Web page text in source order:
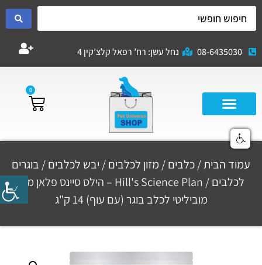
08-6435030 נחל עשן: רח’ רפאל קלצ’קין 4
0
עמוד הבית/כלבים/ מזון לכלבים/ יבש לכלבים/ בוגרים
לכלבים
/ Hill's Science Plan – הילס סיינס פלאן מזון
מוביליטי לכלב בוגר (עם עוף) 14 ק"ג